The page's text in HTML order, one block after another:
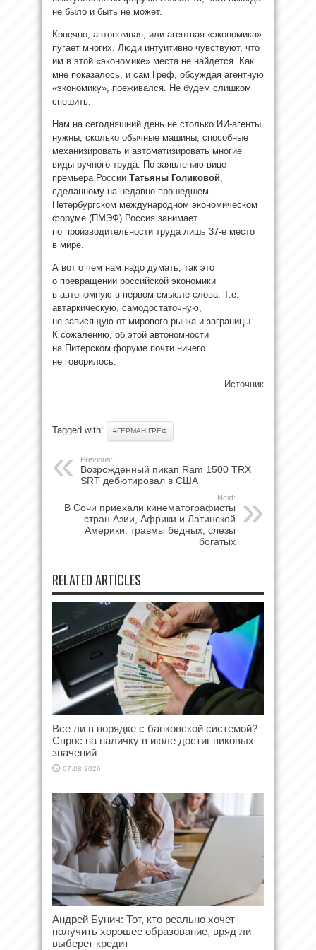
не было и быть не может.
Конечно, автономная, или агентная «экономика»
пугает многих. Люди интуитивно чувствуют, что
им в этой «экономике» места не найдется. Как
мне показалось, и сам Греф, обсуждая агентную
«экономику», поеживался. Не будем слишком
спешить.
Нам на сегодняшний день не столько ИИ-агенты
нужны, сколько обычные машины, способные
механизировать и автоматизировать многие
виды ручного труда. По заявлению вице-
премьера России Татьяны Голиковой
сделанному на недавно прошедшем
Петербургском международном экономическом
форуме (ПМЭФ) Россия занимает
по производительности труда лишь 37-е место
в мире.
А вот о чем нам надо думать, так это
о превращении российской экономики
в автономную в первом смысле слова. Т.е.
автаркическую, самодостаточную,
не зависящую от мирового рынка и заграницы.
К сожалению, об этой автономности
на Питерском форуме почти ничего
не говорилось.
Источник
Tagged with: #ГЕРМАН ГРЕФ
Previous:
Возрожденный пикап Ram 1500 TRX
SRT дебютировал в США
Next:
В Сочи приехали кинематографисты
стран Азии, Африки и Латинской
Америки: травмы бедных, слезы
богатых
RELATED ARTICLES
Все ли в порядке с банковской системой?
Спрос на наличку в июле достиг пиковых
значений
07.08.2026
Андрей Бунич: Тот, кто реально хочет
получить хорошее образование, вряд ли
выберет кредит